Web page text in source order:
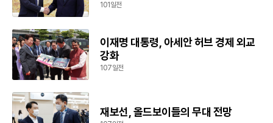
101일전
이재명 대통령, 아세안 허브 경제 외교
강화
107일전
재보선, 올드보이들의 무대 전망